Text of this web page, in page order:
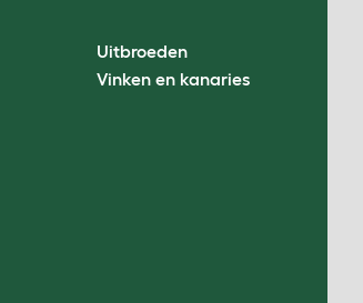
Uitbroeden
Vinken en kanaries